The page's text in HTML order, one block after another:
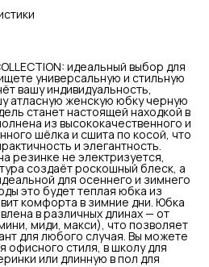
идеальный выбор для
универсальную и стильную
вашу индивидуальность,
атласную женскую юбку черную
станет настоящей находкой в
из высококачественного и
шёлка и сшита по косой, что
и элегантность.
резинке не электризуется,
создаёт роскошный блеск, а
для осеннего и зимнего
это будет теплая юбка из
комфорта в зимние дни. Юбка
в различных длинах — от
миди, макси), что позволяет
для любого случая. Вы можете
офисного стиля, в школу для
или длинную в пол для